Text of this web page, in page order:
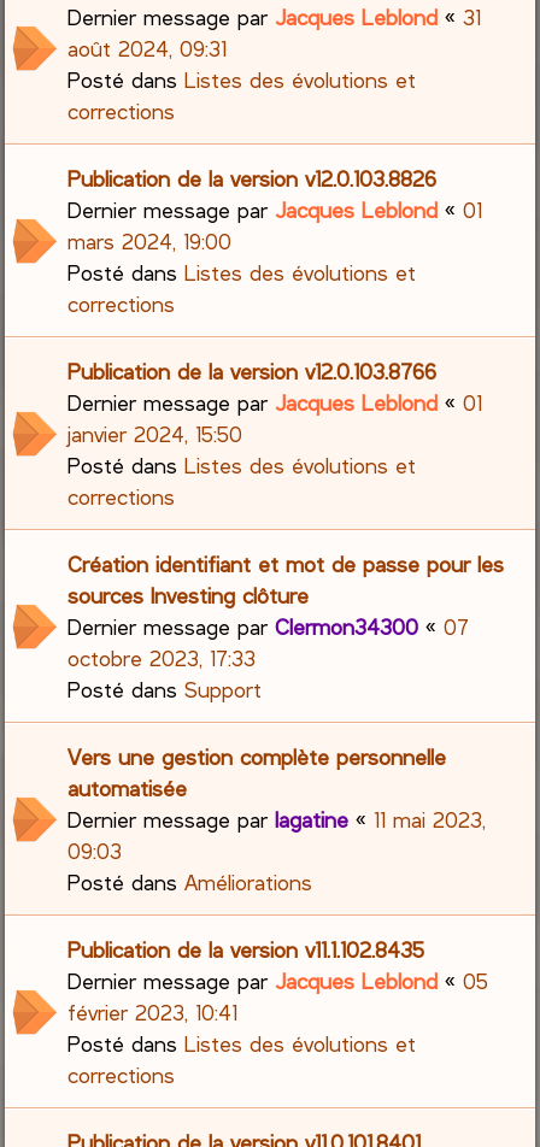
Dernier message parJacques Leblond «31
août 2024, 09:31
Posté dansListes des évolutions et
corrections
Publication de la version v12.0.103.8826
Dernier message parJacques Leblond «01
mars 2024, 19:00
Posté dansListes des évolutions et
corrections
Publication de la version v12.0.103.8766
Dernier message parJacques Leblond «01
janvier 2024, 15:50
Posté dansListes des évolutions et
corrections
Création identifiant et mot de passe pour les
sources Investing clôture
Dernier message parClermon34300 «07
octobre 2023, 17:33
Posté dansSupport
Vers une gestion complète personnelle
automatisée
Dernier message parlagatine « 11 mai 2023,
09:03
Posté dansAméliorations
Publication de la version v11.1.102.8435
Dernier message parJacques Leblond «05
février 2023, 10:41
Posté dansListes des évolutions et
corrections